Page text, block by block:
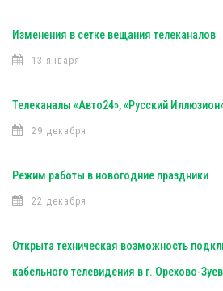
Изменения в сетке вещания телеканалов
13 января
Телеканалы «Авто24», «Русский
29 декабря
Режим работы в новогодние праздники
22 декабря
Открыта техническая возможность
кабельного телевидения в г. Орехово-